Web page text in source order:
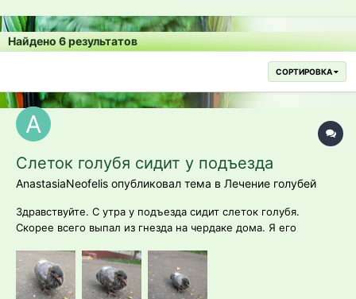
Найдено 6 результатов
СОРТИРОВКА
Слеток голубя сидит у подъезда
AnastasiaNeofelis опубликовал тема в Лечение голубей
Здравствуйте. С утра у подъезда сидит слеток голубя.
Скорее всего выпал из гнезда на чердаке дома. Я его
переставляла, запищал и замахал крыльями. Он там сидит
весь день с 8.00 утра. Сидит на месте, может пару метров
пройти, на звуки реагирует и актив...